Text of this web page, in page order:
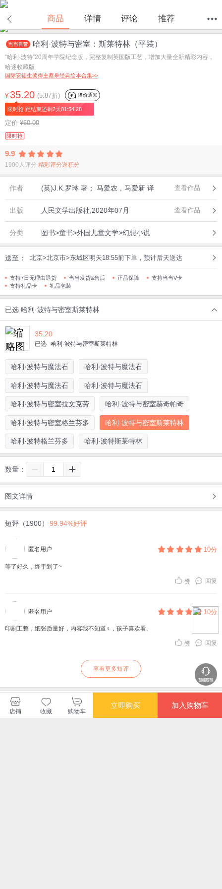
商品 详情 评论 推荐
首页 分类 值得买 购物车
哈利·波特与密室：斯莱特林（平装）
“哈利·波特”20周年学院纪念版，完整复制英国版工艺，增加大量全新精彩内容，
哈迷收藏版
国际安徒生奖得主蔡皋经典绘本合集>>
¥ 35.20 (5.87折) 降价通知
限时抢 距结束还剩2天01:54:28
定价 ¥60.00
限时抢
9.9
1900人评分 精彩评分送积分
作者 (英)J.K.罗琳 著； 马爱农，马爱新 译 查看作品
出版 人民文学出版社,2020年07月 查看作品
分类 图书>童书>外国儿童文学>幻想小说
送至： 北京>北京市>东城区明天18:55前下单，预计后天送达
支持7日无理由退货 当当发货&售后 正品保障
支持当当V卡
支持礼品卡
礼品包装
已选 哈利·波特与密室斯莱特林
35.20
已选 哈利·波特与密室斯莱特林
哈利·波特与魔法石 哈利·波特与魔法石
哈利·波特与魔法石 哈利·波特与魔法石
哈利·波特与密室拉文克劳 哈利·波特与密室赫奇帕奇
哈利·波特与密室格兰芬多 哈利·波特与密室斯莱特林
哈利·波特格兰芬多 哈利·波特斯莱特林
数量：
图文详情
短评（1900） 99.94%好评
匿名用户 10分
等了好久，终于到了~
回复
赞
匿名用户 10分
印刷工整，纸张质量好，内容我不知道‍♀️，孩子喜欢看。
回复
赞
查看更多短评
暂无长评
店铺 收藏 购物车
立即购买 加入购物车